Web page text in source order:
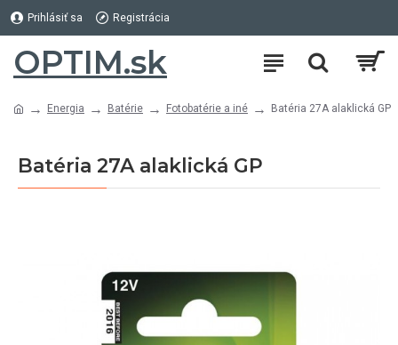
Prihlásiť sa Registrácia
OPTIM.sk
Energia Batérie Fotobatérie a iné Batéria 27A alaklická GP
Batéria 27A alaklická GP